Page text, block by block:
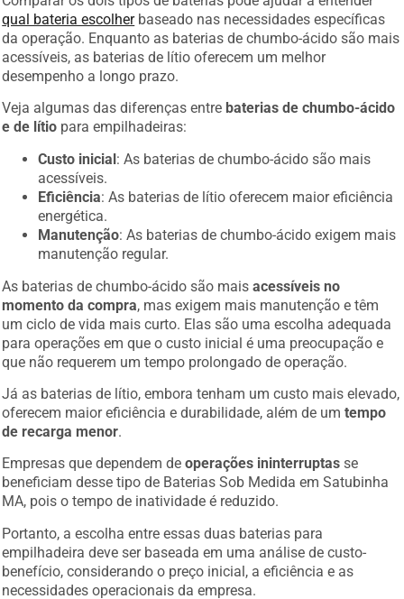
qual bateria escolherbaseado nas necessidades específicas
da operação. Enquanto as baterias de chumbo-ácido são mais
acessíveis, as baterias de lítio oferecem um melhor
desempenho a longo prazo.
Veja algumas das diferenças entre baterias de chumbo-ácido
e de lítio para empilhadeiras:
Custo inicial : As baterias de chumbo-ácido são mais
acessíveis.
Eficiência
: As baterias de lítio oferecem maior eficiência
energética.
Manutenção
: As baterias de chumbo-ácido exigem mais
manutenção regular.
As baterias de chumbo-ácido são mais
acessíveis no
momento da compra
, mas exigem mais manutenção e têm
um ciclo de vida mais curto. Elas são uma escolha adequada
para operações em que o custo inicial é uma preocupação e
que não requerem um tempo prolongado de operação.
Já as baterias de lítio, embora tenham um custo mais elevado,
oferecem maior eficiência e durabilidade, além de umtempo
de recarga menor
Empresas que dependem de operações ininterruptas se
beneficiam desse tipo de Baterias Sob Medida em Satubinha
MA, pois o tempo de inatividade é reduzido.
Portanto, a escolha entre essas duas baterias para
empilhadeira deve ser baseada em uma análise de custo-
benefício, considerando o preço inicial, a eficiência e as
necessidades operacionais da empresa.